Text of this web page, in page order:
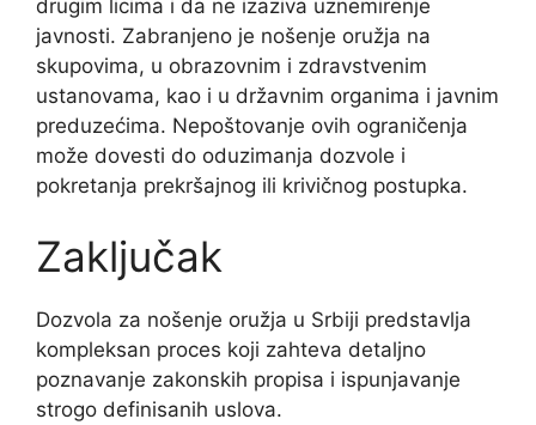
drugim licima i da ne izaziva uznemirenje
javnosti. Zabranjeno je nošenje oružja na
skupovima, u obrazovnim i zdravstvenim
ustanovama, kao i u državnim organima i javnim
preduzećima. Nepoštovanje ovih ograničenja
može dovesti do oduzimanja dozvole i
pokretanja prekršajnog ili krivičnog postupka.
Zaključak
Dozvola za nošenje oružja u Srbiji predstavlja
kompleksan proces koji zahteva detaljno
poznavanje zakonskih propisa i ispunjavanje
strogo definisanih uslova.